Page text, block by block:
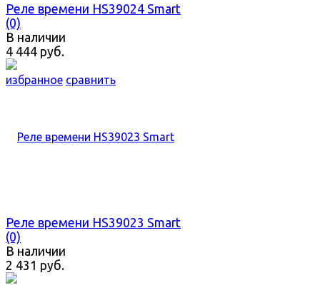
избранное сравнить
Реле времени HS39024 Smart
(0)
В наличии
4 444 руб.
Реле времени HS39023 Smart
(0)
В наличии
2 431 руб.